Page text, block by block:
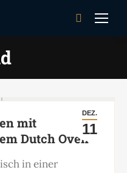
Search:
DEZ.
11
mit
Dutch Oven
in einer